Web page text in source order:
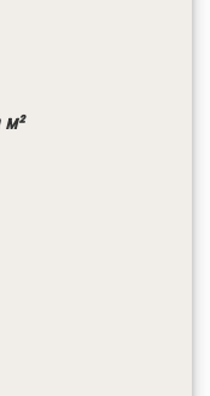
20x120x3000